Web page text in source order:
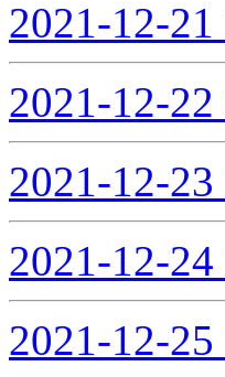
2021-12-21
2021-12-22
2021-12-23
2021-12-24
2021-12-25